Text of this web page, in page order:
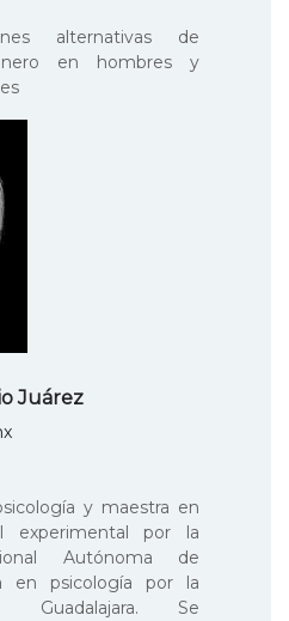
alternativas de
en hombres y
Juárez
y maestra en
experimental por la
Autónoma de
en psicología por la
Guadalajara. Se